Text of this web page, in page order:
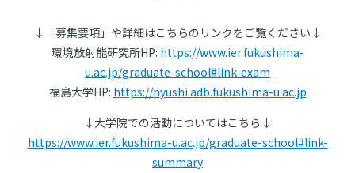
↓「募集要項」や詳細はこちらのリンクをご覧ください↓
環境放射能研究所HP: https://www.ier.fukushima-
u.ac.jp/graduate-school#link-exam
福島大学HP: https://nyushi.adb.fukushima-u.ac.jp
↓大学院での活動についてはこちら↓
https://www.ier.fukushima-u.ac.jp/graduate-school#link-
summary